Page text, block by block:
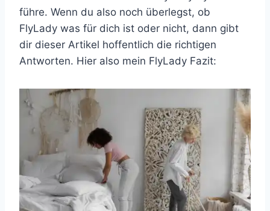
führe. Wenn du also noch überlegst, ob
FlyLady was für dich ist oder nicht, dann gibt
dir dieser Artikel hoffentlich die richtigen
Antworten. Hier also mein FlyLady Fazit: